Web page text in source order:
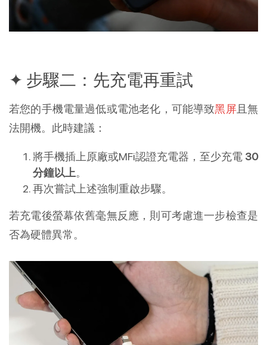
✦ 步驟二：先充電再重試
若您的手機電量過低或電池老化，可能導致黑屏且無
法開機。此時建議：
將手機插上原廠或MFi認證充電器，至少充電 30
分鐘以上。
再次嘗試上述強制重啟步驟。
若充電後螢幕依舊毫無反應，則可考慮進一步檢查是
否為硬體異常。